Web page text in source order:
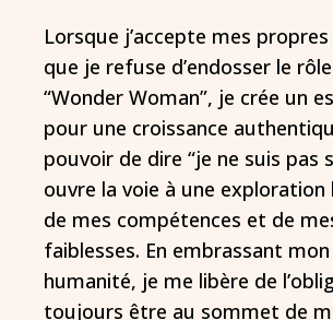
Lorsque j’accepte mes
que je refuse d’endosser le
“Wonder Woman”, je crée un
pour une croissance
pouvoir de dire “je ne suis pas
ouvre la voie à une exploration
de mes compétences et de
faiblesses. En embrassant mon
humanité, je me libère de
toujours être au sommet de